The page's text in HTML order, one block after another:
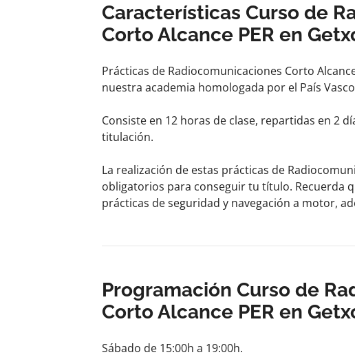
Características Curso de
Corto Alcance PER en
Prácticas de Radiocomunicaciones Corto
nuestra academia homologada por el País
Consiste en 12 horas de clase, repartidas en 2
titulación.
La realización de estas prácticas de
obligatorios para conseguir tu título. Recuerda
prácticas de seguridad y navegación a motor,
Programación Curso de
Corto Alcance PER en
Sábado de 15:00h a 19:00h.